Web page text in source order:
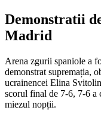
Demonstratii
Madrid
Arena zgurii spaniole a
demonstrat supremația,
ucrainencei Elina
scorul final de 7-6, 7-6 a
miezul nopții.